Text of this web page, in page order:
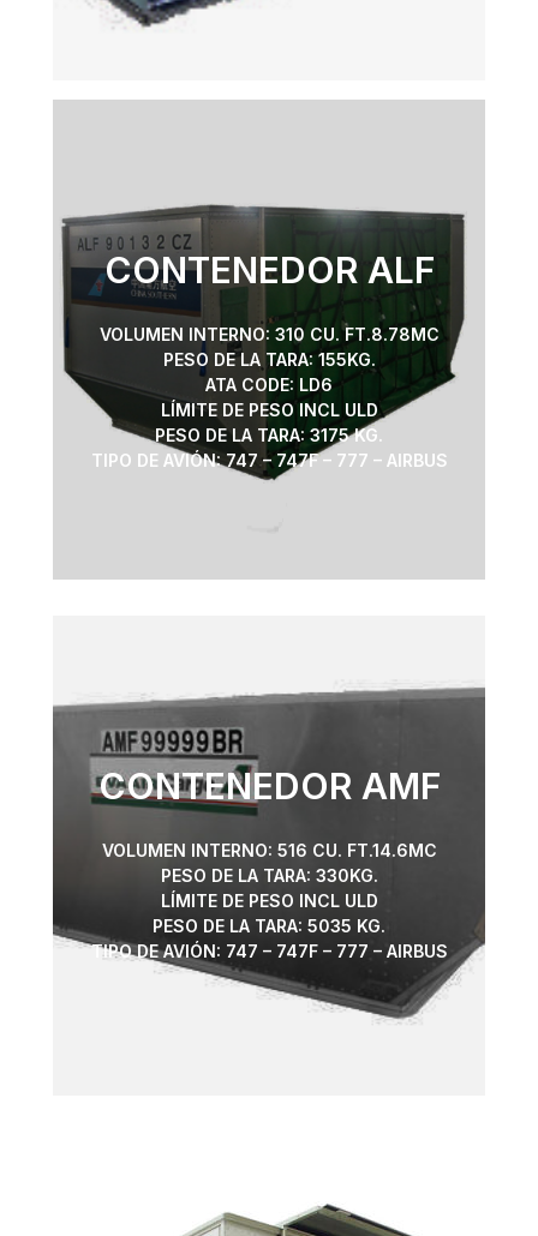
CONTENEDOR ALF
VOLUMEN INTERNO: 310 CU. FT.8.78MC
PESO DE LA TARA: 155KG.
ATA CODE: LD6
LÍMITE DE PESO INCL ULD
PESO DE LA TARA: 3175 KG.
TIPO DE AVIÓN: 747 – 747F – 777 – AIRBUS
CONTENEDOR AMF
VOLUMEN INTERNO: 516 CU. FT.14.6MC
PESO DE LA TARA: 330KG.
LÍMITE DE PESO INCL ULD
PESO DE LA TARA: 5035 KG.
TIPO DE AVIÓN: 747 – 747F – 777 – AIRBUS